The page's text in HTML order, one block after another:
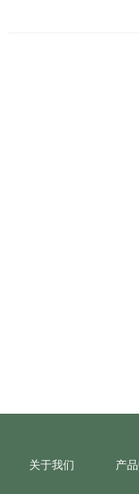
关于我们 产